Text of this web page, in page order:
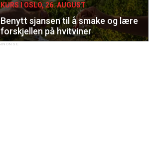
KURS I OSLO, 26. AUGUST
Benytt sjansen til å smake og lære
forskjellen på hvitviner